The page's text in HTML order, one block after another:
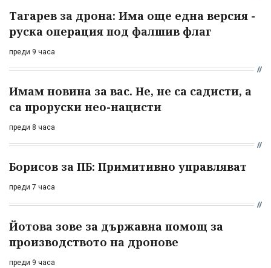
Тагарев за дрона: Има още една версия -
руска операция под фалшив флаг
преди 9 часа
Имам новина за вас. Не, не са садисти, а
са проруски нео-нацисти
преди 8 часа
Борисов за ПБ: Примитивно управляват
преди 7 часа
Йотова зове за държавна помощ за
производството на дронове
преди 9 часа